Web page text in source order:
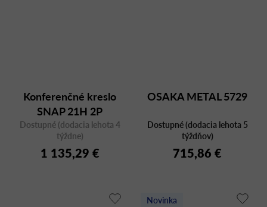
Konferenčné kreslo
SNAP 21H 2P
Dostupné (dodacia lehota 4
týždne)
1 135,29 €
OSAKA METAL 5729
Dostupné (dodacia lehota 5
týždňov)
715,86 €
Novinka